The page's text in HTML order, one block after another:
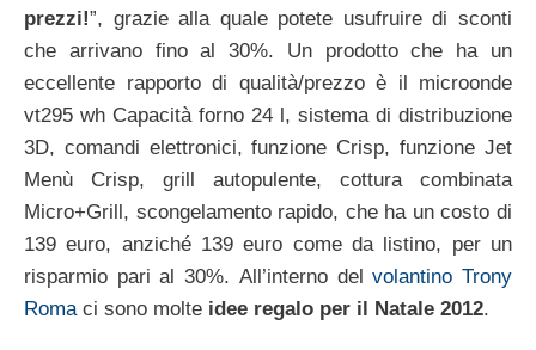
prezzi!”, grazie alla quale potete usufruire di sconti
che arrivano fino al 30%. Un prodotto che ha un
eccellente rapporto di qualità/prezzo è il microonde
vt295 wh Capacità forno 24 l, sistema di distribuzione
3D, comandi elettronici, funzione Crisp, funzione Jet
Menù Crisp, grill autopulente, cottura combinata
Micro+Grill, scongelamento rapido, che ha un costo di
139 euro, anziché 139 euro come da listino, per un
risparmio pari al 30%. All’interno delvolantino Trony
Romaci sono molte idee regalo per il Natale 2012.